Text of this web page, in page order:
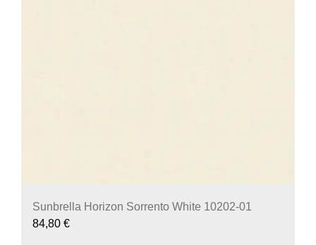
Sunbrella Horizon Sorrento White 10202-01
84,80 €